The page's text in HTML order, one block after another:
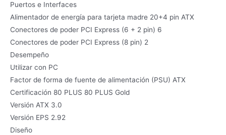
Puertos e Interfaces
Alimentador de energía para tarjeta madre 20+4 pin ATX
Conectores de poder PCI Express (6 + 2 pin) 6
Conectores de poder PCI Express (8 pin) 2
Desempeño
Utilizar con PC
Factor de forma de fuente de alimentación (PSU) ATX
Certificación 80 PLUS 80 PLUS Gold
Versión ATX 3.0
Versión EPS 2.92
Diseño